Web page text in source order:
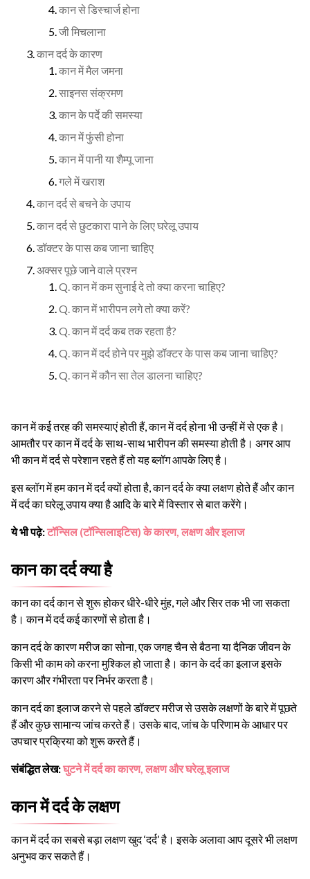
कान से डिस्चार्ज होना
जी मिचलाना
कान दर्द के कारण
कान में मैल जमना
साइनस संक्रमण
कान के पर्दे की समस्या
कान में फुंसी होना
कान में पानी या शैम्पू जाना
गले में खराश
कान दर्द से बचने के उपाय
कान दर्द से छुटकारा पाने के लिए घरेलू उपाय
डॉक्टर के पास कब जाना चाहिए
अक्सर पूछे जाने वाले प्रश्न
Q. कान में कम सुनाई दे तो क्या करना चाहिए?
Q. कान में भारीपन लगे तो क्या करें?
Q. कान में दर्द कब तक रहता है?
Q. कान में दर्द होने पर मुझे डॉक्टर के पास कब जाना चाहिए?
Q. कान में कौन सा तेल डालना चाहिए?
कान में कई तरह की समस्याएं होती हैं, कान में दर्द होना भी उन्हीं में से एक है।
आमतौर पर कान में दर्द के साथ-साथ भारीपन की समस्या होती है। अगर आप
भी कान में दर्द से परेशान रहते हैं तो यह ब्लॉग आपके लिए है।
इस ब्लॉग में हम कान में दर्द क्यों होता है, कान दर्द के क्या लक्षण होते हैं और कान
में दर्द का घरेलू उपाय क्या है आदि के बारे में विस्तार से बात करेंगे।
ये भी पढ़े:टॉन्सिल (टॉन्सिलाइटिस) के कारण, लक्षण और इलाज
कान का दर्द क्या है
कान का दर्द कान से शुरू होकर धीरे-धीरे मुंह, गले और सिर तक भी जा सकता
है। कान में दर्द कई कारणों से होता है।
कान दर्द के कारण मरीज का सोना, एक जगह चैन से बैठना या दैनिक जीवन के
किसी भी काम को करना मुश्किल हो जाता है। कान के दर्द का इलाज इसके
कारण और गंभीरता पर निर्भर करता है।
कान दर्द का इलाज करने से पहले डॉक्टर मरीज से उसके लक्षणों के बारे में पूछते
हैं और कुछ सामान्य जांच करते हैं। उसके बाद, जांच के परिणाम के आधार पर
उपचार प्रक्रिया को शुरू करते हैं।
संबंद्धित लेख:घुटने में दर्द का कारण, लक्षण और घरेलू इलाज
कान में दर्द के लक्षण
कान में दर्द का सबसे बड़ा लक्षण खुद ‘दर्द’ है। इसके अलावा आप दूसरे भी लक्षण
अनुभव कर सकते हैं।